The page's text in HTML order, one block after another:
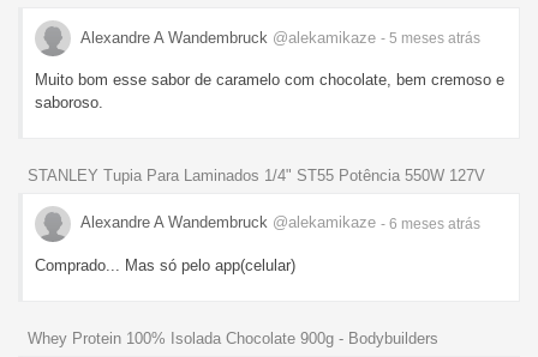
Alexandre A Wandembruck @alekamikaze - 5 meses atrás
Muito bom esse sabor de caramelo com chocolate, bem cremoso e
saboroso.
STANLEY Tupia Para Laminados 1/4" ST55 Potência 550W 127V
Alexandre A Wandembruck @alekamikaze - 6 meses atrás
Comprado... Mas só pelo app(celular)
Whey Protein 100% Isolada Chocolate 900g - Bodybuilders